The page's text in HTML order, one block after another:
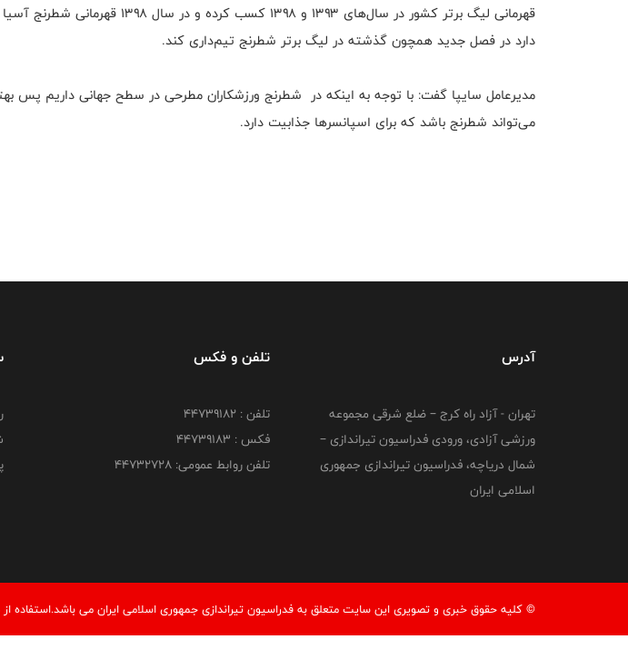
قهرمانی لیگ برتر کشور در سال‌های ۱۳۹۳ و ۱۳۹۸ کسب
دارد در فصل جدید همچون گذشته در لیگ برتر شطرنج تیم‌داری کند.
مدیرعامل سایپا گفت: با توجه به اینکه در شطرنج ورزشکاران مطرحی در سطح جهانی داریم پس
می‌تواند شطرنج باشد که برای اسپانسر‌ها جذابیت دارد.
آدرس
تهران - آزاد راه کرج – ضلع شرقی مجموعه
ورزشی آزادی، ورودی فدراسیون تیراندازی –
شمال دریاچه، فدراسیون تیراندازی جمهوری
اسلامی ایران
تلفن و فکس
تلفن : ۴۴۷۳۹۱۸۲
فکس : ۴۴۷۳۹۱۸3
تلفن روابط عمومی: ۴۴۷۳۲۷۲۸
© کليه حقوق خبری و تصويری اين سايت متعلق به فدراسیون تیراندازی جمهوری اسلامی ایران می باشد.استفاده